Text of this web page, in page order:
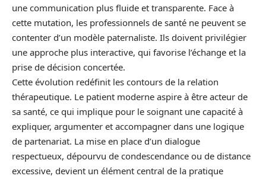
une communication plus fluide et transparente. Face à
cette mutation, les professionnels de santé ne peuvent se
contenter d’un modèle paternaliste. Ils doivent privilégier
une approche plus interactive, qui favorise l’échange et la
prise de décision concertée.
Cette évolution redéfinit les contours de la relation
thérapeutique. Le patient moderne aspire à être acteur de
sa santé, ce qui implique pour le soignant une capacité à
expliquer, argumenter et accompagner dans une logique
de partenariat. La mise en place d’un dialogue
respectueux, dépourvu de condescendance ou de distance
excessive, devient un élément central de la pratique